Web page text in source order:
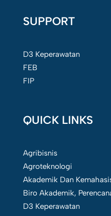
SUPPORT
D3 Keperawatan
FEB
FIP
QUICK LINKS
Agribisnis
Agroteknologi
Akademik Dan
Biro Akademik,
D3 Keperawatan